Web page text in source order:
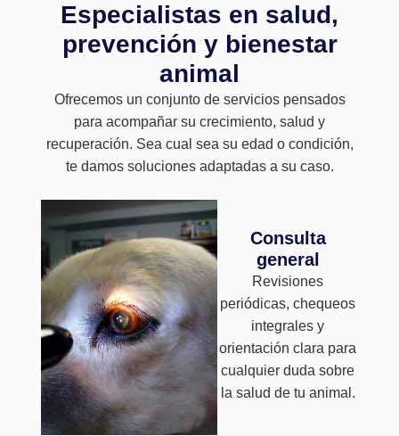
Especialistas en salud,
prevención y bienestar
animal
Ofrecemos un conjunto de servicios pensados
para acompañar su crecimiento, salud y
recuperación. Sea cual sea su edad o condición,
te damos soluciones adaptadas a su caso.
Consulta
general
Revisiones
periódicas, chequeos
integrales y
orientación clara para
cualquier duda sobre
la salud de tu animal.